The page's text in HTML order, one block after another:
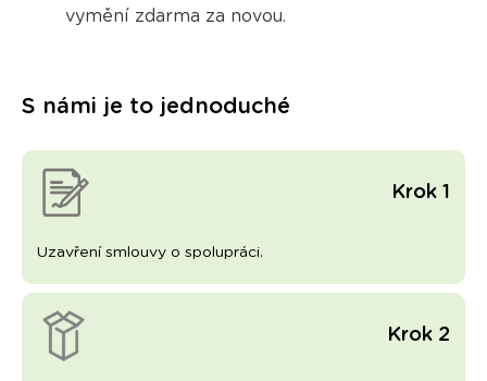
vymění zdarma za novou.
S námi je to jednoduché
Krok 1
Uzavření smlouvy o spolupráci.
Krok 2